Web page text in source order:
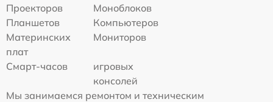
Проекторов
Моноблоков
Планшетов
Компьютеров
Материнских
плат
Мониторов
Смарт-часов
игровых
консолей
Мы занимаемся ремонтом и техническим